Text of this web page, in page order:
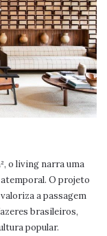
o living narra uma
O projeto
a passagem
brasileiros,
popular.